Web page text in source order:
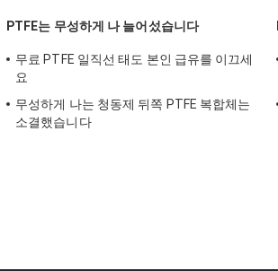
PTFE는 무성하게 나 늘어섰습니다
무료 PTFE 일직선 태도 본인 급유를 이끄세
요
무성하게 나는 청동제 뒤쪽 PTFE 복합체는
소결했습니다